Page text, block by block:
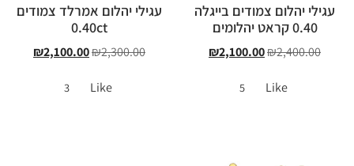
עגילי יהלום צמודים בייגלה
0.40 קראט יהלומים
₪2,400.00
₪2,100.00
Like
5
עגילי יהלום אמרלד צמודים
0.40ct
₪2,300.00
₪2,100.00
Like
3